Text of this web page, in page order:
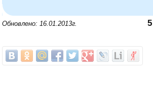
Обновлено: 16.01.2013г. 5